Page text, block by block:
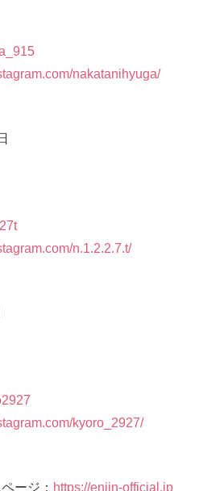
nakatanihyuga/
n.1.2.2.7.t/
kyoro_2927/
ージ： https://enjin-official.jp